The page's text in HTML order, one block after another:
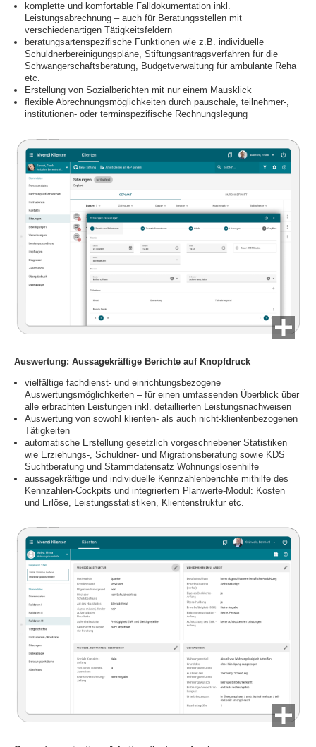
komplette und komfortable Falldokumentation inkl.
Leistungsabrechnung – auch für Beratungsstellen mit
verschiedenartigen Tätigkeitsfeldern
beratungsartenspezifische Funktionen wie z.B. individuelle
Schuldnerbereinigungspläne, Stiftungsantragsverfahren für die
Schwangerschaftsberatung, Budgetverwaltung für ambulante Reha
etc.
Erstellung von Sozialberichten mit nur einem Mausklick
flexible Abrechnungsmöglichkeiten durch pauschale, teilnehmer-,
institutionen- oder terminspezifische Rechnungslegung
Auswertung: Aussagekräftige Berichte auf Knopfdruck
vielfältige fachdienst- und einrichtungsbezogene
Auswertungsmöglichkeiten – für einen umfassenden Überblick über
alle erbrachten Leistungen inkl. detaillierten Leistungsnachweisen
Auswertung von sowohl klienten- als auch nicht-klientenbezogenen
Tätigkeiten
automatische Erstellung gesetzlich vorgeschriebener Statistiken
wie Erziehungs-, Schuldner- und Migrationsberatung sowie KDS
Suchtberatung und Stammdatensatz Wohnungslosenhilfe
aussagekräftige und individuelle Kennzahlenberichte mithilfe des
Kennzahlen-Cockpits und integriertem Planwerte-Modul: Kosten
und Erlöse, Leistungsstatistiken, Klientenstruktur etc.